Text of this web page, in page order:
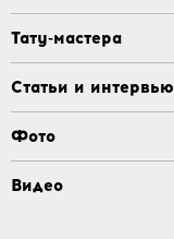
Тату-мастера
Статьи и интервью
Фото
Видео